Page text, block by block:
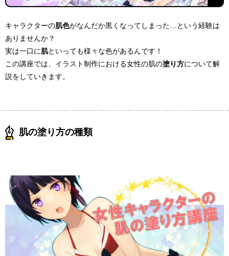
キャラクターの肌色がなんだか黒くなってしまった…という経験は
ありませんか？
実は一口に肌といっても様々な色があるんです！
この講座では、イラスト制作における女性の肌の塗り方について解
説をしていきます。
肌の塗り方の種類